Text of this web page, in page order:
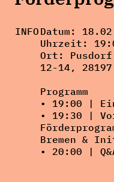
INFO Datum:
Uhrzeit:
Ort:
12-14, 28197
Programm
• 19:00 |
• 19:30 |
Bremen &
• 20:00 |